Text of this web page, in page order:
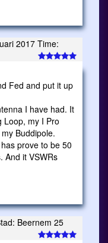
2017 Time:
Fed and put it up
I have had. It
Loop, my I Pro
Buddipole.
prove to be 50
And it VSWRs
Beernem 25